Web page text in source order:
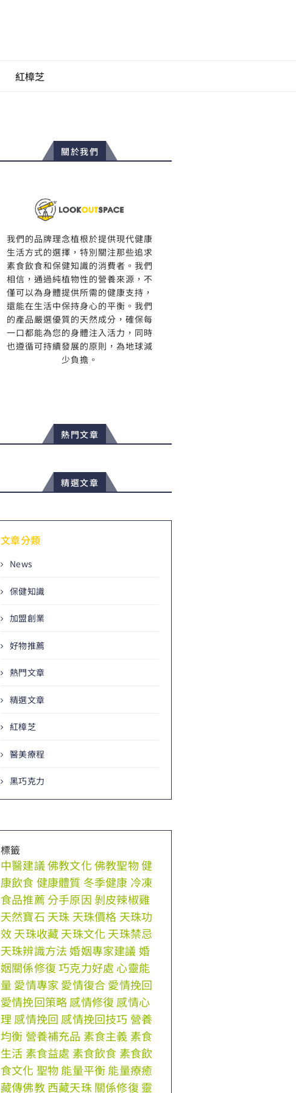
紅樟芝
關於我們
我們的品牌理念植根於提供現代健康
生活方式的選擇，特別關注那些追求
素食飲食和保健知識的消費者。我們
相信，通過純植物性的營養來源，不
僅可以為身體提供所需的健康支持，
還能在生活中保持身心的平衡。我們
的產品嚴選優質的天然成分，確保每
一口都能為您的身體注入活力，同時
也遵循可持續發展的原則，為地球減
少負擔。
熱門文章
精選文章
文章分類
News
保健知識
加盟創業
好物推薦
熱門文章
精選文章
紅樟芝
醫美療程
黑巧克力
標籤
中醫建議佛教文化佛教聖物健
康飲食 健康體質 冬季健康 冷凍
食品推薦分手原因剝皮辣椒雞
天然寶石 天珠 天珠價格 天珠功
效天珠收藏天珠文化 天珠禁忌
天珠辨識方法 婚姻專家建議婚
姻關係修復 巧克力好處 心靈能
量 愛情專家愛情復合愛情挽回
愛情挽回策略感情修復 感情心
理感情挽回 感情挽回技巧 營養
均衡 營養補充品 素食主義 素食
生活 素食益處 素食飲食 素食飲
食文化 聖物能量平衡能量療癒
藏傳佛教西藏天珠關係修復 靈